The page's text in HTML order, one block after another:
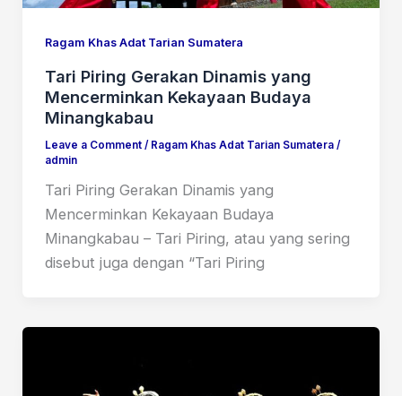
Ragam Khas Adat Tarian Sumatera
Tari Piring Gerakan Dinamis yang
Mencerminkan Kekayaan Budaya
Minangkabau
Leave a Comment / Ragam Khas Adat Tarian Sumatera/
admin
Tari Piring Gerakan Dinamis yang
Mencerminkan Kekayaan Budaya
Minangkabau – Tari Piring, atau yang sering
disebut juga dengan “Tari Piring